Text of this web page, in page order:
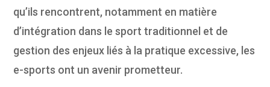
qu’ils rencontrent, notamment en matière
d’intégration dans le sport traditionnel et de
gestion des enjeux liés à la pratique excessive, les
e-sports ont un avenir prometteur.